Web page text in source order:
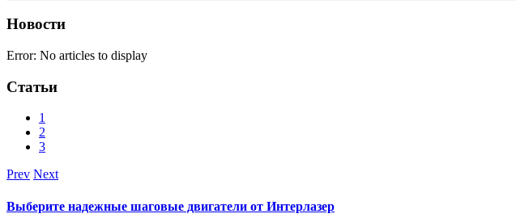
Новости
Error: No articles to display
Статьи
1
2
3
Prev Next
Выберите надежные шаговые двигатели от Интерлазер